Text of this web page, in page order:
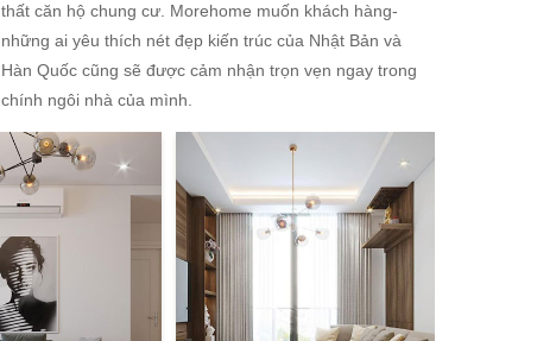
thất căn hộ chung cư. Morehome muốn khách hàng-
những ai yêu thích nét đẹp kiến trúc của Nhật Bản và
Hàn Quốc cũng sẽ được cảm nhận trọn vẹn ngay trong
chính ngôi nhà của mình.